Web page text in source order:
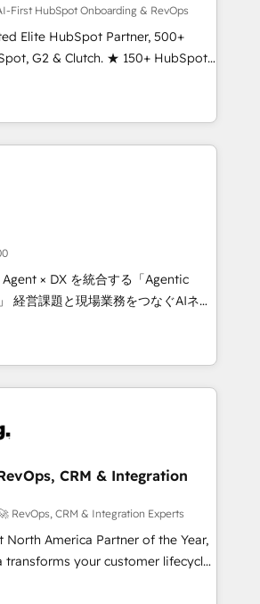
First HubSpot Onboarding & RevOps
Elite HubSpot Partner, 500+
G2 & Clutch. ★ 150+ HubSpot
Trainers across the team ★
across five continents ★ AI-
Onboarding obsessed ★
25 INSIDEA helps
workflows that drive adoption
zone. What we do ➤
in weeks, with workflows built
not a template. ➤ Migration:
CRM. Zero downtime, full data
process. Sales, marketing, and
➤ AI and Integrations: Layer
adoption coaching. Buying
to it, or reviving a stale portal?
work.
× DX を統合する「Agentic
シーとして、HubSpot Eliteの実装
設計します。 💡 100inc は何
を共通基盤に、AIエージェン
客フロント業務（マーケティング・営
ーです。事業部・グループ会社・部
た全社共通基盤に再構築します。意
場担当者に並走します。 1️⃣
支援 顧客データの一元化から、
自動化まで。全Hub統合運用、デー
プ横断のCRM統合に対応します。
行する組織への移行を設計・実装。
CRM & Integration
RevOps, CRM & Integration Experts
North America Partner of the Year,
transforms your customer lifecycle
Our unified ecosystem